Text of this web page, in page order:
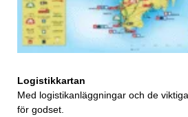
Logistikkartan
Med logistikanläggningar och de
för godset.